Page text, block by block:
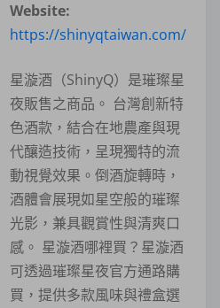
Website:
https://shinyqtaiwan.com/
星漩酒（ShinyQ）是璀璨星
夜販售之商品。 台灣創新特
色酒款，結合在地農產與現
代釀造技術，呈現獨特的流
動視覺效果。倒酒旋轉時，
酒體會展現如星空般的璀璨
光影，兼具觀賞性與清爽口
感。 星漩酒哪裡買？星漩酒
可透過璀璨星夜官方通路購
買，提供多款風味與禮盒選